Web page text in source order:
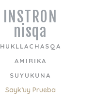
INSTRON
nisqa
HUKLLACHASQA
AMIRIKA
SUYUKUNA
Sayk’uy Prueba